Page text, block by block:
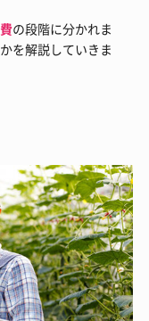
の段階に分かれま
を解説していきま